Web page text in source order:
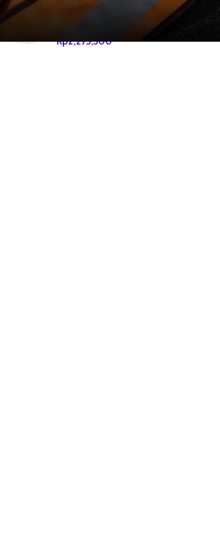
3M Petroleum Sorbent Pad HP-
Rp2,275,500